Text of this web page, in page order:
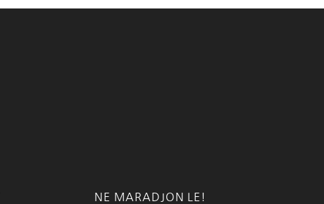
NE MARADJON LE!